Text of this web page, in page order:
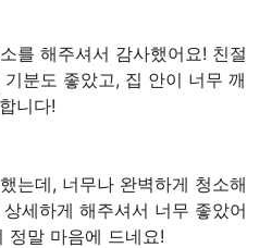
를 해주셔서 감사했어요! 친절
분도 좋았고, 집 안이 너무 깨
니다!
는데, 너무나 완벽하게 청소해
세하게 해주셔서 너무 좋았어
정말 마음에 드네요!